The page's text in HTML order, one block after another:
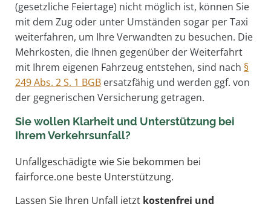
(gesetzliche Feiertage) nicht möglich ist, können Sie
mit dem Zug oder unter Umständen sogar per Taxi
weiterfahren, um Ihre Verwandten zu besuchen. Die
Mehrkosten, die Ihnen gegenüber der Weiterfahrt
mit Ihrem eigenen Fahrzeug entstehen, sind nach §
249 Abs. 2 S. 1 BGB ersatzfähig und werden ggf. von
der gegnerischen Versicherung getragen.
Sie wollen Klarheit und Unterstützung bei
Ihrem Verkehrsunfall?
Unfallgeschädigte wie Sie bekommen bei
fairforce.one beste Unterstützung.
Lassen Sie Ihren Unfall jetzt kostenfrei und